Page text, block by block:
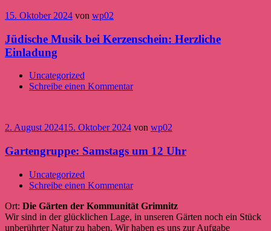
15. Oktober 2024 von wp02
Jüdische Musik bei Kerzenschein: Herzliche
Einladung
Uncategorized
Schreibe einen Kommentar
2. August 202415. Oktober 2024 von wp02
Gartengruppe: Samstags um 12 Uhr
Uncategorized
Schreibe einen Kommentar
Ort: Die Gärten der Kommunität Grimnitz
Wir sind in der glücklichen Lage, in unseren Gärten noch ein Stück
unberührter Natur zu haben. Wir haben es uns zur Aufgabe